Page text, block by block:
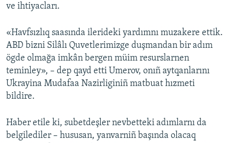
ve ihtiyacları.
«Havfsızlıq saasında ilerideki yardımnı muzakere ettik.
ABD bizni Silâlı Quvetlerimizge duşmandan bir adım
ögde olmağa imkân bergen müim resurslarnen
teminley», – dep qayd etti Umerov, onıñ aytqanlarını
Ukrayina Mudafaa Nazirliginiñ matbuat hızmeti
bildire.
Haber etile ki, subetdeşler nevbetteki adımlarnı da
belgilediler – hususan, yanvarniñ başında olacaq